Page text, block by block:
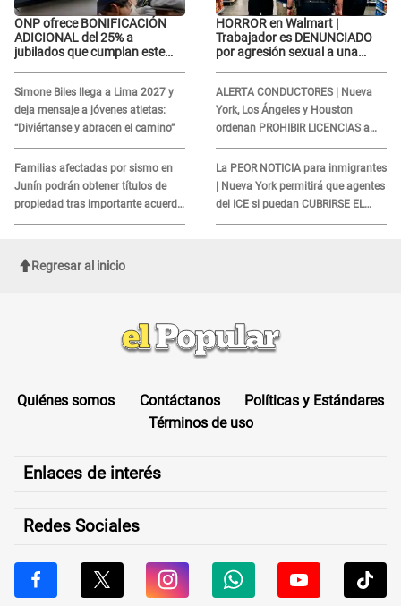
ONP ofrece BONIFICACIÓN
ADICIONAL del 25% a
jubilados que cumplan este
Simone Biles llega a Lima 2027 y
deja mensaje a jóvenes atletas:
“Diviértanse y abracen el camino”
Familias afectadas por sismo en
Junín podrán obtener títulos de
propiedad tras importante acuerdo
de Cofopri
HORROR en Walmart |
Trabajador es DENUNCIADO
por agresión sexual a una
ALERTA CONDUCTORES | Nueva
York, Los Ángeles y Houston
ordenan PROHIBIR LICENCIAS a
quienes no presenten ESTE
DOCUMENTO
La PEOR NOTICIA para inmigrantes
| Nueva York permitirá que agentes
del ICE si puedan CUBRIRSE EL
ROSTRO
Regresar al inicio
Quiénes somos Contáctanos
Políticas y Estándares
Términos de uso
Enlaces de interés
Redes Sociales